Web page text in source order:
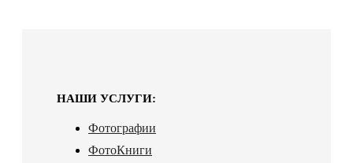
НАШИ УСЛУГИ:
Фотографии
ФотоКниги